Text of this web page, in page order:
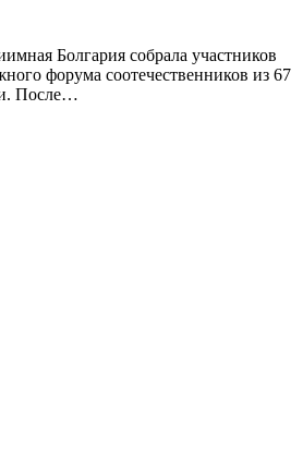
Болгария собрала участников
форума соотечественников из 67
После…